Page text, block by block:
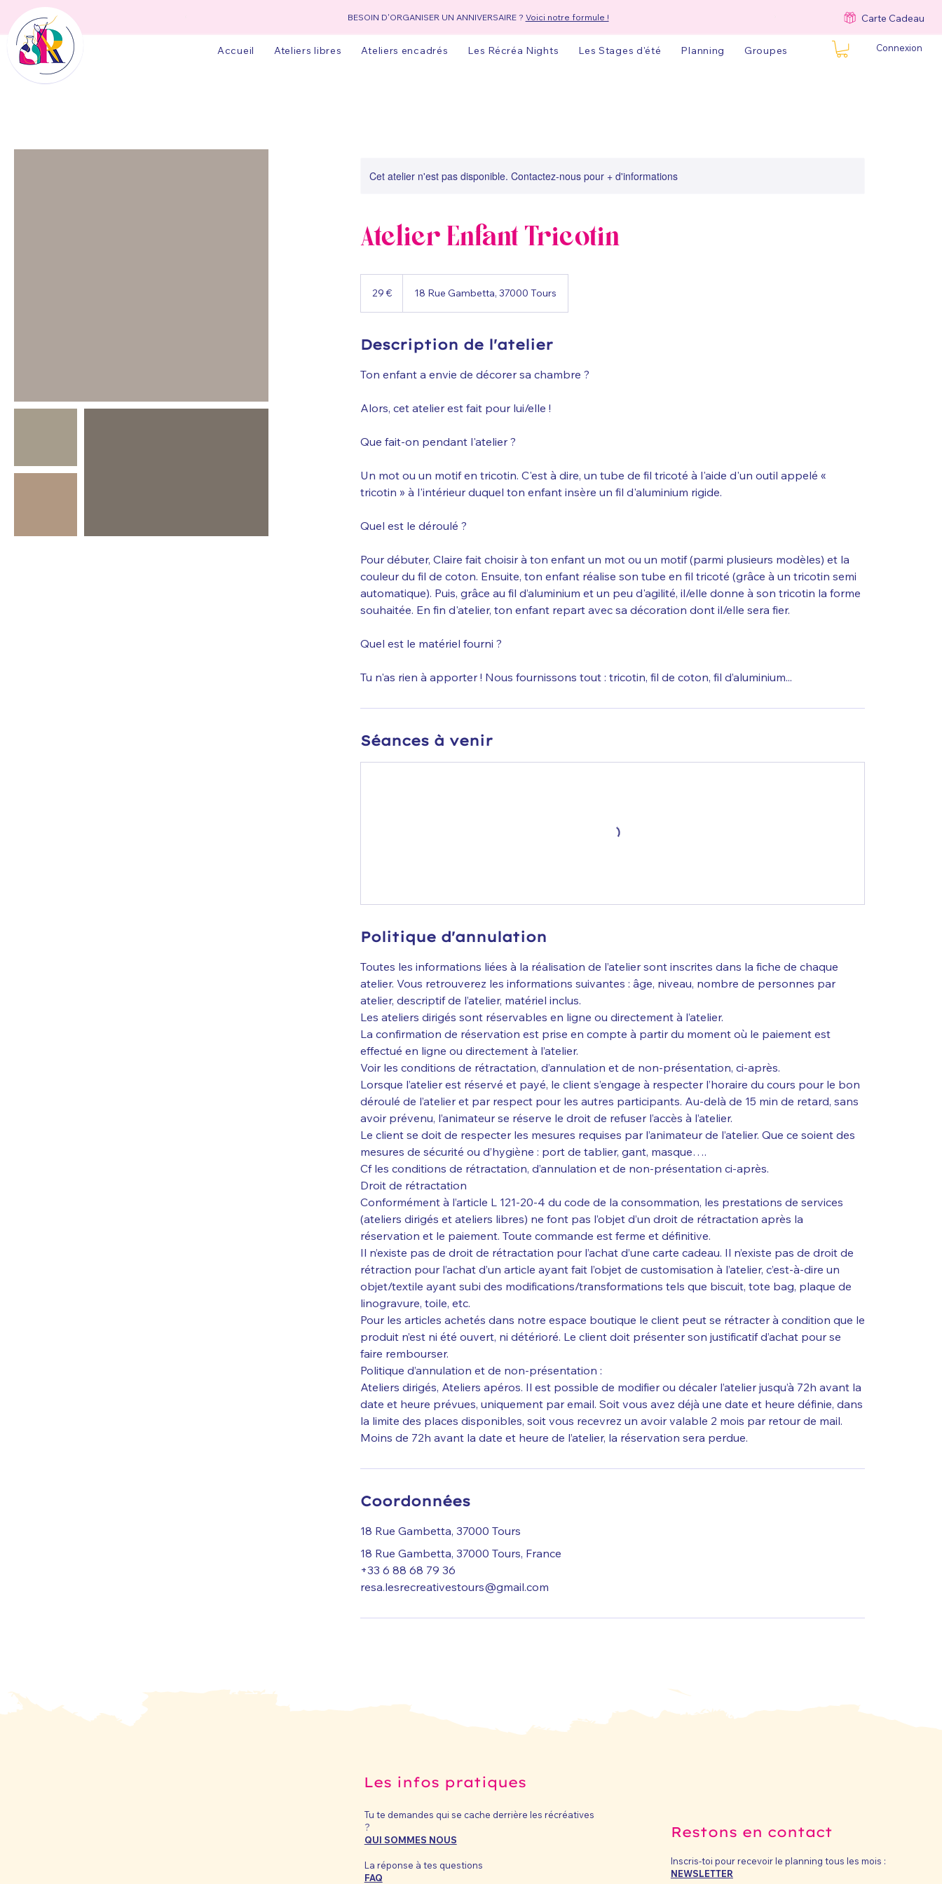
BESOIN D'ORGANISER UN ANNIVERSAIRE ? Voici notre formule ! Carte Cadeau
Accueil Ateliers libres Ateliers encadrés Les Récréa Nights Les Stages d'été Planning Groupes Connexion
Cet atelier n'est pas disponible. Contactez-nous pour + d'informations
Atelier Enfant Tricotin
29 € 18 Rue Gambetta, 37000 Tours
Description de l'atelier
Ton enfant a envie de décorer sa chambre ?
Alors, cet atelier est fait pour lui/elle !
Que fait-on pendant l'atelier ?
Un mot ou un motif en tricotin. C'est à dire, un tube de fil tricoté à l'aide d'un outil appelé «
tricotin » à l'intérieur duquel ton enfant insère un fil d'aluminium rigide.
Quel est le déroulé ?
Pour débuter, Claire fait choisir à ton enfant un mot ou un motif (parmi plusieurs modèles) et la
couleur du fil de coton. Ensuite, ton enfant réalise son tube en fil tricoté (grâce à un tricotin semi
automatique). Puis, grâce au fil d’aluminium et un peu d'agilité, il/elle donne à son tricotin la forme
souhaitée. En fin d'atelier, ton enfant repart avec sa décoration dont il/elle sera fier.
Quel est le matériel fourni ?
Tu n'as rien à apporter ! Nous fournissons tout : tricotin, fil de coton, fil d’aluminium...
Séances à venir
Politique d'annulation
Toutes les informations liées à la réalisation de l’atelier sont inscrites dans la fiche de chaque
atelier. Vous retrouverez les informations suivantes : âge, niveau, nombre de personnes par
atelier, descriptif de l’atelier, matériel inclus.
Les ateliers dirigés sont réservables en ligne ou directement à l’atelier.
La confirmation de réservation est prise en compte à partir du moment où le paiement est
effectué en ligne ou directement à l’atelier.
Voir les conditions de rétractation, d’annulation et de non-présentation, ci-après.
Lorsque l’atelier est réservé et payé, le client s’engage à respecter l’horaire du cours pour le bon
déroulé de l’atelier et par respect pour les autres participants. Au-delà de 15 min de retard, sans
avoir prévenu, l’animateur se réserve le droit de refuser l’accès à l’atelier.
Le client se doit de respecter les mesures requises par l’animateur de l’atelier. Que ce soient des
mesures de sécurité ou d’hygiène : port de tablier, gant, masque….
Cf les conditions de rétractation, d’annulation et de non-présentation ci-après.
Droit de rétractation
Conformément à l’article L 121-20-4 du code de la consommation, les prestations de services
(ateliers dirigés et ateliers libres) ne font pas l’objet d’un droit de rétractation après la
réservation et le paiement. Toute commande est ferme et définitive.
Il n’existe pas de droit de rétractation pour l’achat d’une carte cadeau. Il n’existe pas de droit de
rétraction pour l’achat d’un article ayant fait l’objet de customisation à l’atelier, c’est-à-dire un
objet/textile ayant subi des modifications/transformations tels que biscuit, tote bag, plaque de
linogravure, toile, etc.
Pour les articles achetés dans notre espace boutique le client peut se rétracter à condition que le
produit n’est ni été ouvert, ni détérioré. Le client doit présenter son justificatif d’achat pour se
faire rembourser.
Politique d’annulation et de non-présentation :
Ateliers dirigés, Ateliers apéros. Il est possible de modifier ou décaler l’atelier jusqu’à 72h avant la
date et heure prévues, uniquement par email. Soit vous avez déjà une date et heure définie, dans
la limite des places disponibles, soit vous recevrez un avoir valable 2 mois par retour de mail.
Moins de 72h avant la date et heure de l’atelier, la réservation sera perdue.
Coordonnées
18 Rue Gambetta, 37000 Tours
18 Rue Gambetta, 37000 Tours, France
+33 6 88 68 79 36
resa.lesrecreativestours@gmail.com
Les infos pratiques
Tu te demandes qui se cache derrière les récréatives
?
QUI SOMMES NOUS
La réponse à tes questions
FAQ
Restons en contact
Inscris-toi pour recevoir le planning tous les mois :
NEWSLETTER